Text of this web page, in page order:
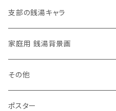
支部の銭湯キャラ
家庭用 銭湯背景画
その他
ポスター